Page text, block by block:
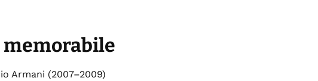
memorabile
Armani (2007–2009)